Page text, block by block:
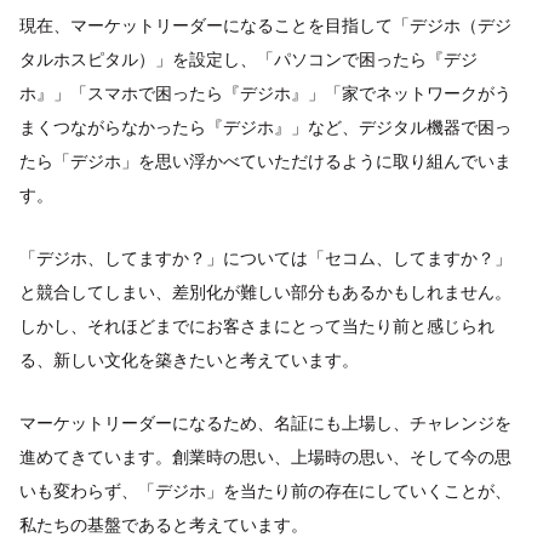
現在、マーケットリーダーになることを目指して「デジホ（デジ
タルホスピタル）」を設定し、「パソコンで困ったら『デジ
ホ』」「スマホで困ったら『デジホ』」「家でネットワークがう
まくつながらなかったら『デジホ』」など、デジタル機器で困っ
たら「デジホ」を思い浮かべていただけるように取り組んでいま
す。
「デジホ、してますか？」については「セコム、してますか？」
と競合してしまい、差別化が難しい部分もあるかもしれません。
しかし、それほどまでにお客さまにとって当たり前と感じられ
る、新しい文化を築きたいと考えています。
マーケットリーダーになるため、名証にも上場し、チャレンジを
進めてきています。創業時の思い、上場時の思い、そして今の思
いも変わらず、「デジホ」を当たり前の存在にしていくことが、
私たちの基盤であると考えています。